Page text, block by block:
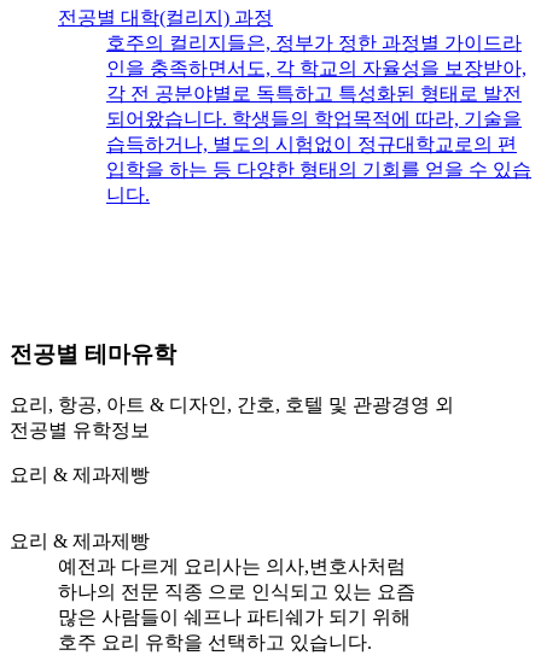
전공별 대학(컬리지) 과정
호주의 컬리지들은, 정부가 정한 과정별 가이드라
인을 충족하면서도, 각 학교의 자율성을 보장받아,
각 전 공분야별로 독특하고 특성화된 형태로 발전
되어왔습니다. 학생들의 학업목적에 따라, 기술을
습득하거나, 별도의 시험없이 정규대학교로의 편
입학을 하는 등 다양한 형태의 기회를 얻을 수 있습
니다.
전공별 테마유학
요리, 항공, 아트 & 디자인, 간호, 호텔 및 관광경영 외
전공별 유학정보
요리 & 제과제빵
요리 & 제과제빵
예전과 다르게 요리사는 의사,변호사처럼
하나의 전문 직종 으로 인식되고 있는 요즘
많은 사람들이 쉐프나 파티쉐가 되기 위해
호주 요리 유학을 선택하고 있습니다.